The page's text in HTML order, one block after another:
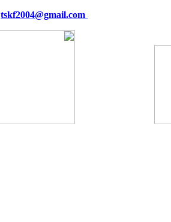
tskf2004@gmail.com